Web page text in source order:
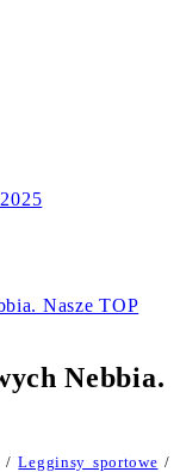
Nasze TOP
Nebbia.
/Legginsy sportowe /